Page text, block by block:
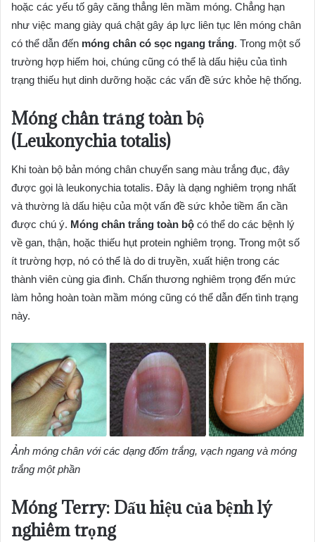
hoặc các yếu tố gây căng thẳng lên mầm móng. Chẳng hạn
như việc mang giày quá chật gây áp lực liên tục lên móng chân
có thể dẫn đến móng chân có sọc ngang trắng. Trong một số
trường hợp hiếm hoi, chúng cũng có thể là dấu hiệu của tình
trạng thiếu hụt dinh dưỡng hoặc các vấn đề sức khỏe hệ thống.
Móng chân trắng toàn bộ
(Leukonychia totalis)
Khi toàn bộ bản móng chân chuyển sang màu trắng đục, đây
được gọi là leukonychia totalis. Đây là dạng nghiêm trọng nhất
và thường là dấu hiệu của một vấn đề sức khỏe tiềm ẩn cần
được chú ý. Móng chân trắng toàn bộ có thể do các bệnh lý
về gan, thận, hoặc thiếu hụt protein nghiêm trọng. Trong một số
ít trường hợp, nó có thể là do di truyền, xuất hiện trong các
thành viên cùng gia đình. Chấn thương nghiêm trọng đến mức
làm hỏng hoàn toàn mầm móng cũng có thể dẫn đến tình trạng
này.
Ảnh móng chân với các dạng đốm trắng, vạch ngang và móng
trắng một phần
Móng Terry: Dấu hiệu của bệnh lý
nghiêm trọng